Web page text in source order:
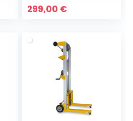
Scherenhubtisch
299,00 €